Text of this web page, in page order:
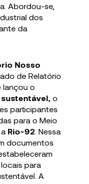
Abordou-se,
dos
da
Nosso
de Relatório
lançou o
sustentável,o
participantes
para o Meio
Rio-92 . Nessa
documentos
para
A